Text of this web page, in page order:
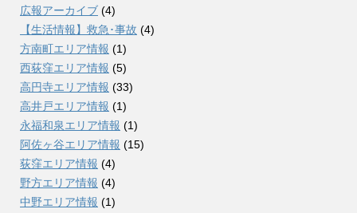
広報アーカイブ (4)
【生活情報】救急･事故 (4)
方南町エリア情報 (1)
西荻窪エリア情報 (5)
高円寺エリア情報 (33)
高井戸エリア情報 (1)
永福和泉エリア情報 (1)
阿佐ヶ谷エリア情報 (15)
荻窪エリア情報 (4)
野方エリア情報 (4)
中野エリア情報 (1)